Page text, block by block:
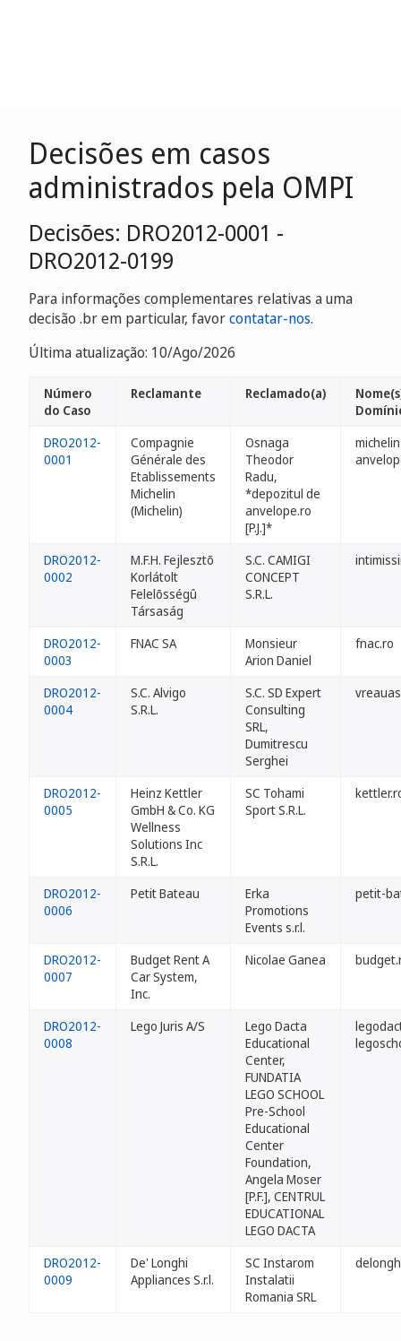
Decisões em casos
administrados pela OMPI
Decisões: DRO2012-0001 -
DRO2012-0199
Para informações complementares relativas a uma
decisão .br em particular, favorcontatar-nos.
Última atualização: 10/Ago/2026
Número
do Caso
Reclamante Reclamado(a)
DRO2012-
0001
Compagnie
Générale des
Etablissements
Michelin
(Michelin)
Osnaga
Theodor
Radu,
*depozitul de
anvelope.ro
[P.J.]*
DRO2012-
0002
M.F.H. Fejlesztõ
Korlátolt
Felelõsségû
Társaság
S.C. CAMIGI
CONCEPT
S.R.L.
DRO2012-
0003
FNAC SA
Monsieur
Arion Daniel
fnac.ro
DRO2012-
0004
S.C. Alvigo
S.R.L.
S.C. SD Expert
Consulting
SRL,
Dumitrescu
Serghei
DRO2012-
0005
Heinz Kettler
GmbH & Co. KG
Wellness
Solutions Inc
S.R.L.
SC Tohami
Sport S.R.L.
DRO2012-
0006
Petit Bateau
Erka
Promotions
Events s.r.l.
petit-
DRO2012-
0007
Budget Rent A
Car System,
Inc.
Nicolae Ganea
DRO2012-
0008
Lego Juris A/S
Lego Dacta
Educational
Center,
FUNDATIA
LEGO SCHOOL
Pre-School
Educational
Center
Foundation,
Angela Moser
[P.F.], CENTRUL
EDUCATIONAL
LEGO DACTA
DRO2012-
0009
De' Longhi
Appliances S.r.l.
SC Instarom
Instalatii
Romania SRL